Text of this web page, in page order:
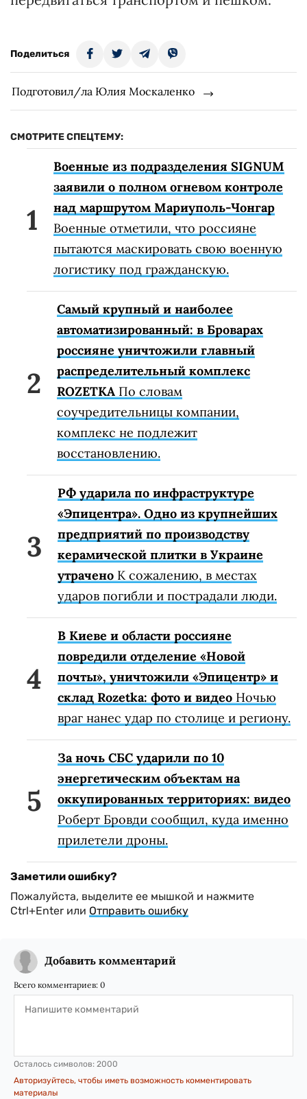
Поделиться
Подготовил/ла Юлия Москаленко
СМОТРИТЕ СПЕЦТЕМУ:
Военные из подразделения SIGNUM
заявили о полном огневом контроле
над маршрутом Мариуполь-Чонгар
Военные отметили, что россияне
пытаются маскировать свою военную
логистику под гражданскую.
Самый крупный и наиболее
автоматизированный: в Броварах
россияне уничтожили главный
распределительный комплекс
ROZETKA По словам
соучредительницы компании,
комплекс не подлежит
восстановлению.
РФ ударила по инфраструктуре
«Эпицентра». Одно из крупнейших
предприятий по производству
керамической плитки в Украине
утрачено К сожалению, в местах
ударов погибли и пострадали люди.
В Киеве и области россияне
повредили отделение «Новой
почты», уничтожили «Эпицентр» и
склад Rozetka: фото и видео Ночью
враг нанес удар по столице и региону.
За ночь СБС ударили по 10
энергетическим объектам на
оккупированных территориях: видео
Роберт Бровди сообщил, куда именно
прилетели дроны.
Заметили ошибку?
Пожалуйста, выделите ее мышкой и нажмите
Ctrl+Enter или Отправить ошибку
Добавить комментарий
Всего комментариев: 0
Осталось символов: 2000
Авторизуйтесь, чтобы иметь возможность комментировать
материалы